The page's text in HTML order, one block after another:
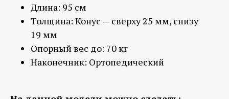
Длина: 95 см
Толщина: Конус — сверху 25 мм, снизу
19 мм
Опорный вес до: 70 кг
Наконечник: Ортопедический